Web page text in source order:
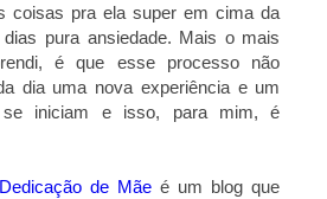
coisas pra ela super em cima da
pura ansiedade. Mais o mais
é que esse processo não
dia uma nova experiência e um
se iniciam e isso, para mim, é
Dedicação de Mãe é um blog que